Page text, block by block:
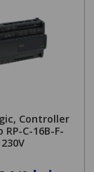
Controller
RP-C-16B-F-
230V